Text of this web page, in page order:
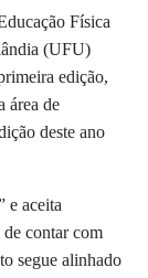
Física
(UFU)
edição,
área de
deste ano
e aceita
de contar com
segue alinhado